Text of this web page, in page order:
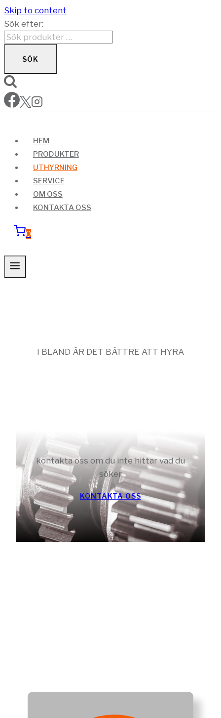
Skip to content
Sök efter:
SÖK
HEM
PRODUKTER
UTHYRNING
SERVICE
OM OSS
KONTAKTA OSS
0
I BLAND ÄR DET BÄTTRE ATT HYRA
kontakta oss om du inte hittar vad du
söker
KONTAKTA OSS